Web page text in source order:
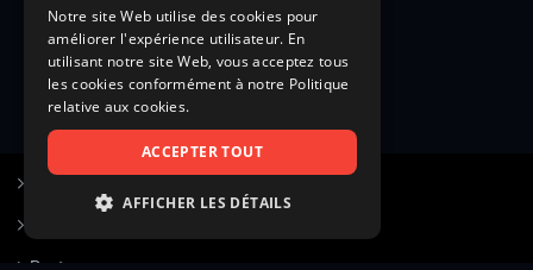
Notre site Web utilise des cookies pour
améliorer l'expérience utilisateur. En
utilisant notre site Web, vous acceptez tous
les cookies conformément à notre Politique
relative aux cookies.
ACCEPTER TOUT
AFFICHER LES DÉTAILS